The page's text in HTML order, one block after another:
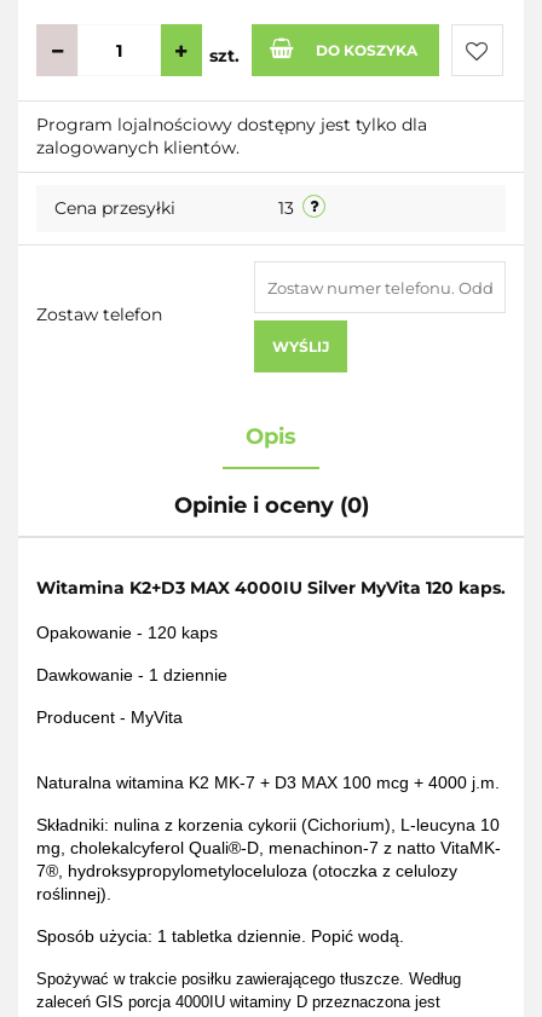
szt. DO KOSZYKA
Do
Program lojalnościowy dostępny jest tylko dla
zalogowanych klientów.
Cena przesyłki 13
Zostaw telefon
WYŚLIJ
Opis
Opinie i oceny (0)
Witamina K2+D3 MAX 4000IU Silver MyVita 120 kaps.
Opakowanie - 120 kaps
Dawkowanie - 1 dziennie
Producent - MyVita
Naturalna witamina K2 MK-7 + D3 MAX 100 mcg + 4000 j.m.
Składniki: nulina z korzenia cykorii (Cichorium), L-leucyna 10
mg, cholekalcyferol Quali®-D, menachinon-7 z natto VitaMK-
7®, hydroksypropylometyloceluloza (otoczka z celulozy
roślinnej).
Sposób użycia: 1 tabletka dziennie. Popić wodą.
Spożywać w trakcie posiłku zawierającego tłuszcze. Według
zaleceń GIS porcja 4000IU witaminy D przeznaczona jest